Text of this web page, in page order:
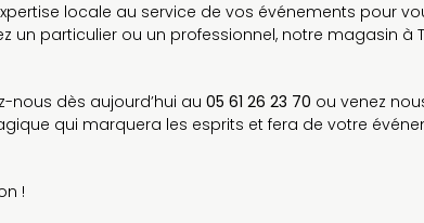
locale au service de vos événements pour
un particulier ou un professionnel, notre magasin à
nous dès aujourd’hui au 05 61 26 23 70 ou venez
qui marquera les esprits et fera de votre
!